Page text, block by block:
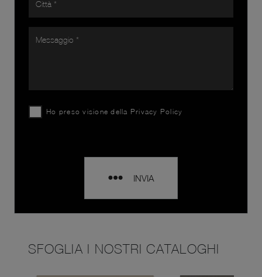
Ho preso visione della Privacy Policy
INVIA
SFOGLIA I NOSTRI CATALOGHI